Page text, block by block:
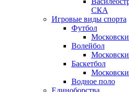
СКА
Игровые виды спорта
Футбол
Волейбол
Баскетбол
Водное поло
Единоборства